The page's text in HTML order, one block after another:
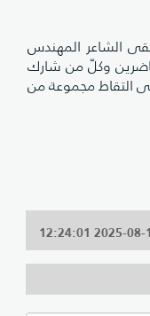
الشاعر المهندس
وكلّ من شارك
التقاط مجموعة من
2025-08-12